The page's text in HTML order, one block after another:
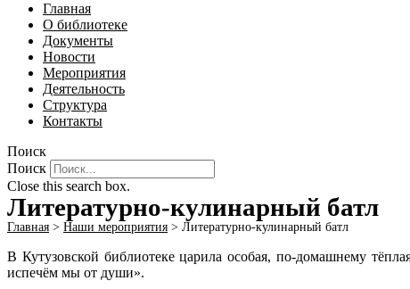
Главная
О библиотеке
Документы
Новости
Мероприятия
Деятельность
Структура
Контакты
Поиск
Поиск
Close this search box.
Литературно-кулинарный батл
Главная > Наши мероприятия > Литературно-кулинарный батл
В Кутузовской библиотеке царила особая, по-домашнему
испечём мы от души».